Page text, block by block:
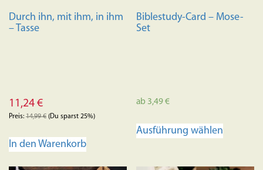
Durch ihn, mit ihm, in ihm
– Tasse
11,24 €
Preis: 14,99€ (Du sparst 25%)
In den Warenkorb
Biblestudy-Card – Mose-
Set
ab 3,49€
Ausführung wählen
mehrere